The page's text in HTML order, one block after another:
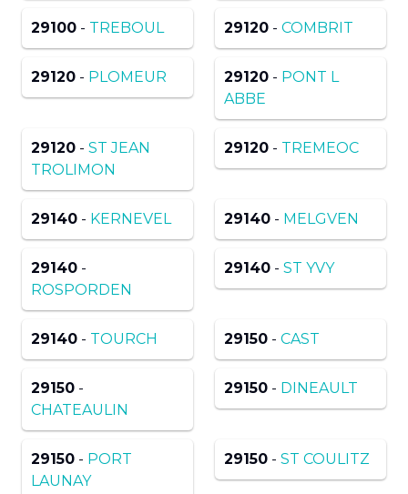
29100 - TREBOUL 29120 - COMBRIT
29120 - PLOMEUR 29120 - PONT L
ABBE
29120 - ST JEAN
TROLIMON
29120 - TREMEOC
29140 - KERNEVEL 29140 - MELGVEN
29140 -
ROSPORDEN
29140 - ST YVY
29140 - TOURCH 29150 - CAST
29150 -
CHATEAULIN
29150 - DINEAULT
29150 - PORT
LAUNAY
29150 - ST COULITZ